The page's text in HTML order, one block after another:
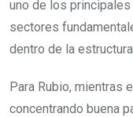
uno de los
sectores
dentro de la
Para Rubio, mientras
concentrando buena